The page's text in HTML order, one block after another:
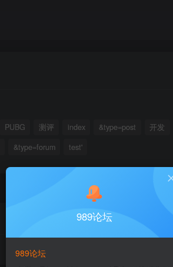
PUBG 测评 index &type=post 开发
&type=forum test'
989论坛
989论坛